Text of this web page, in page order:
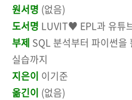
원서명 (없음)
도서명 LUVIT♥ EPL과 유튜
부제 SQL 분석부터 파이썬을
실습까지
지은이 이기준
옮긴이 (없음)